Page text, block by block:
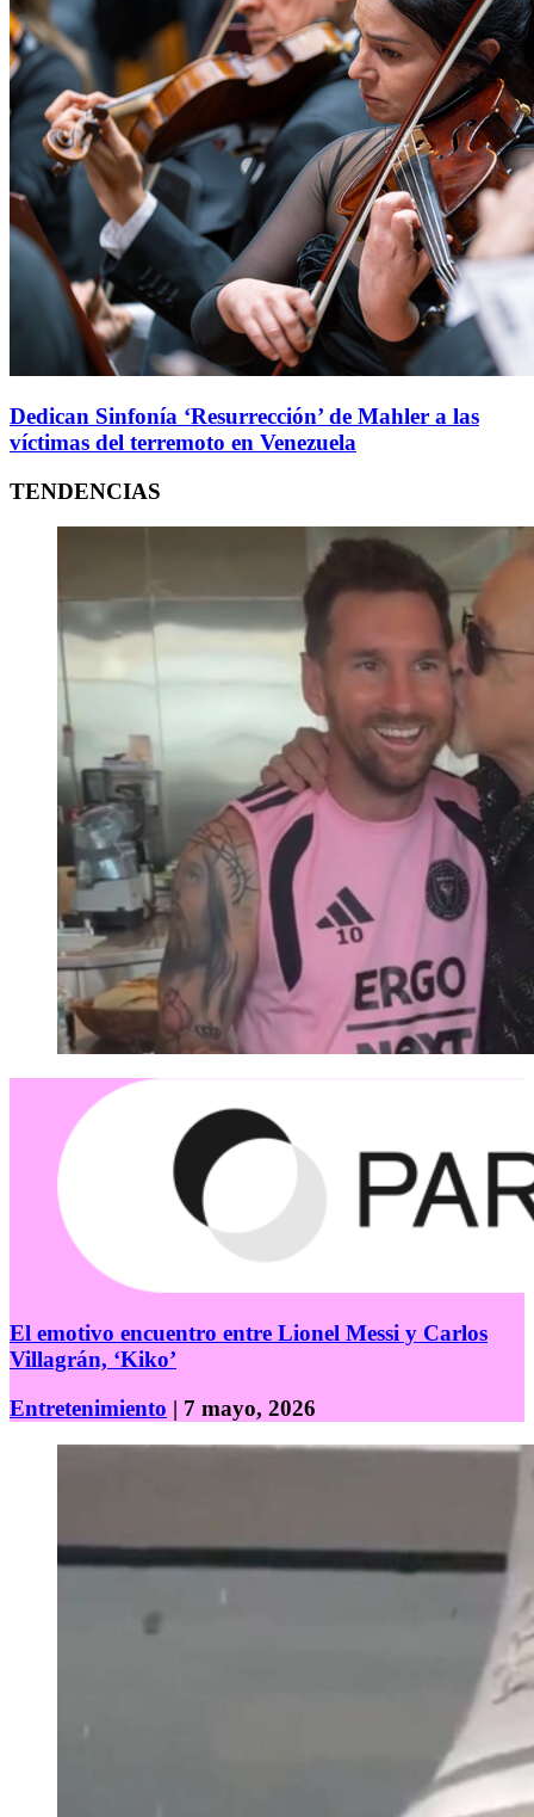
Dedican Sinfonía ‘Resurrección’ de Mahler a las
víctimas del terremoto en Venezuela
TENDENCIAS
El emotivo encuentro entre Lionel Messi y Carlos
Villagrán, ‘Kiko’
Entretenimiento | 7 mayo, 2026